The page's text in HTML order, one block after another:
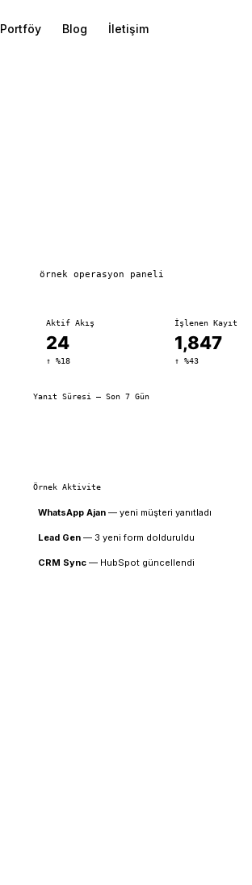
Portföy Blog İletişim
örnek operasyon paneli
Aktif Akış
24
↑ %18
İşlenen Kayıt
1,847
↑ %43
Yanıt Süresi — Son 7 Gün
Örnek Aktivite
WhatsApp Ajan — yeni müşteri yanıtladı
Lead Gen — 3 yeni form dolduruldu
CRM Sync — HubSpot güncellendi